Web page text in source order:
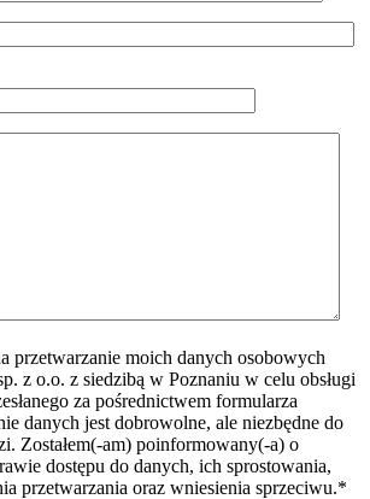
przetwarzanie moich danych osobowych
z o.o. z siedzibą w Poznaniu w celu obsługi
za pośrednictwem formularza
danych jest dobrowolne, ale niezbędne do
Zostałem(-am) poinformowany(-a) o
dostępu do danych, ich sprostowania,
przetwarzania oraz wniesienia sprzeciwu.*